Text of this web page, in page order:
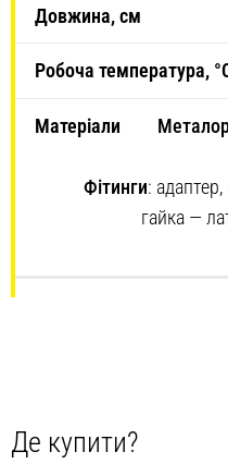
Фітинги:
гайка —
Де купити?